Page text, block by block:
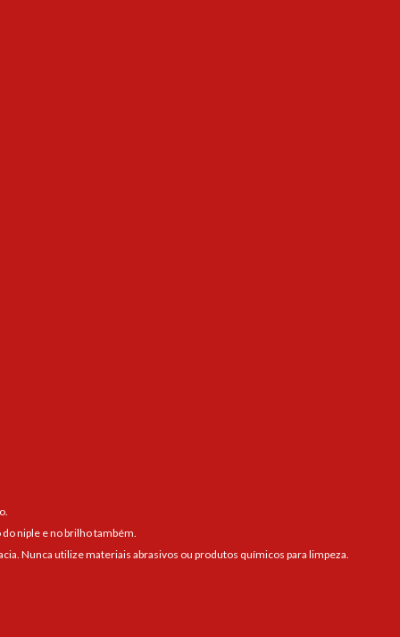
niple e no brilho também.
Nunca utilize materiais abrasivos ou produtos químicos para limpeza.